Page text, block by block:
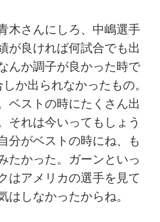
さんにしろ、中嶋選手
が良ければ何試合でも出
んか調子が良かった時で
か出られなかったもの。
ベストの時にたくさん出
それは今いってもしょう
分がベストの時にね、も
たかった。ガーンといっ
はアメリカの選手を見て
はしなかったからね。